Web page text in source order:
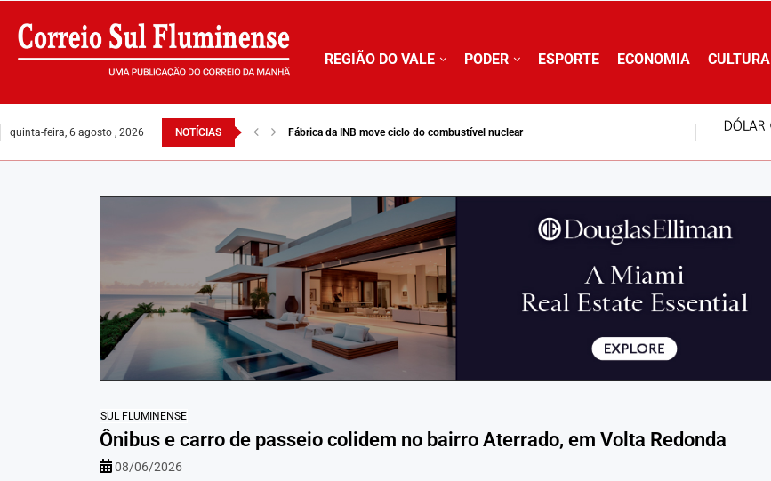
REGIÃO DO VALE PODER ESPORTE ECONOMIA CULTURA
quinta-feira, 6 agosto , 2026 NOTÍCIAS Fábrica da INB move ciclo do combustível nuclear
SUL FLUMINENSE
Ônibus e carro de passeio colidem no bairro Aterrado, em Volta Redonda
08/06/2026